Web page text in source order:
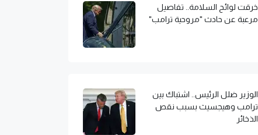
خرقت لوائح السلامة.. تفاصيل
مرعبة عن حادث "مروحية ترامب"
الوزير ضلل الرئيس.. اشتباك بين
ترامب وهيجسيث بسبب نقص
الذخائر